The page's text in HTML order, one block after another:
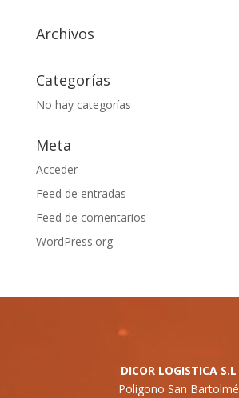
Archivos
Categorías
No hay categorías
Meta
Acceder
Feed de entradas
Feed de comentarios
WordPress.org
DICOR LOGISTICA S.L
Poligono San Bartolmé